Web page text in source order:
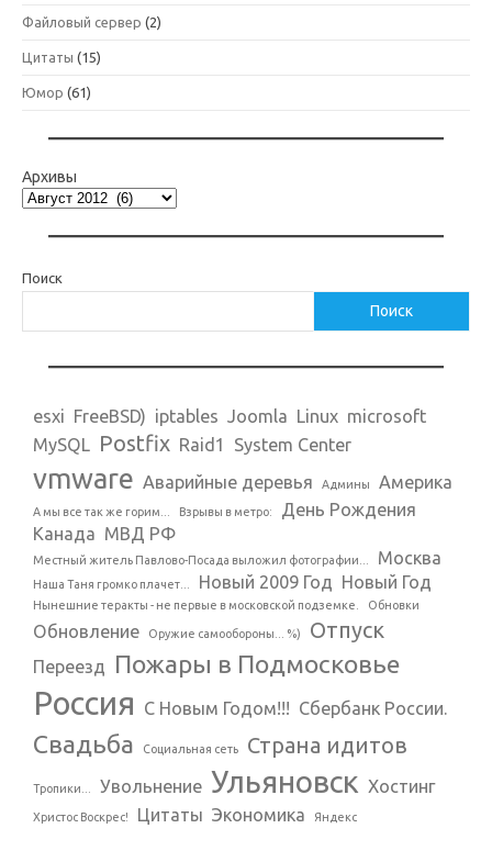
Файловый сервер (2)
Цитаты (15)
Юмор (61)
Архивы
Поиск
Поиск
esxi FreeBSD) iptables Joomla Linux microsoft
MySQL Postfix Raid1 System Center
vmware Аварийные деревья Админы Америка
А мы все так же горим... Взрывы в метро:
День Рождения
Канада МВД РФ
Местный житель Павлово-Посада выложил фотографии... Москва
Наша Таня громко плачет... Новый 2009 Год Новый Год
Нынешние теракты - не первые в московской подземке. Обновки
Обновление Оружие самообороны... %) Отпуск
Переезд Пожары в Подмосковье
Россия С Новым Годом!!! Сбербанк России.
Свадьба Социальная сеть Страна идитов
Тропики... Увольнение Ульяновск Хостинг
Христос Воскрес! Цитаты Экономика Яндекс